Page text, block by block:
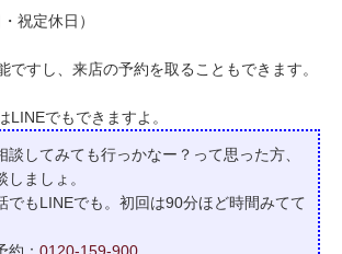
祝定休日）
ですし、来店の予約を取ることもできます。
LINEでもできますよ。
談してみても行っかなー？って思った方、
ましょ。
でもLINEでも。初回は90分ほど時間みてて